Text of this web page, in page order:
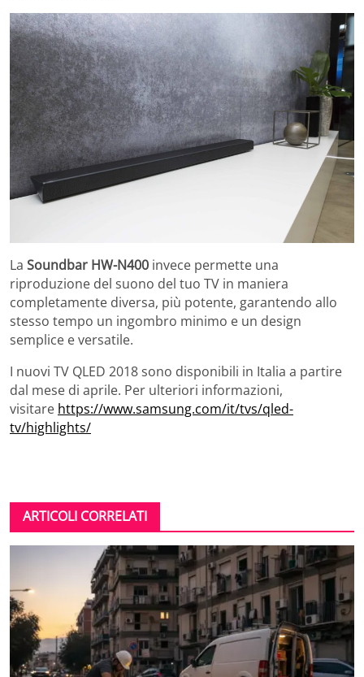
La Soundbar HW-N400 invece permette una
riproduzione del suono del tuo TV in maniera
completamente diversa, più potente, garantendo allo
stesso tempo un ingombro minimo e un design
semplice e versatile.
I nuovi TV QLED 2018 sono disponibili in Italia a partire
dal mese di aprile. Per ulteriori informazioni,
visitare https://www.samsung.com/it/tvs/qled-
tv/highlights/
ARTICOLI CORRELATI